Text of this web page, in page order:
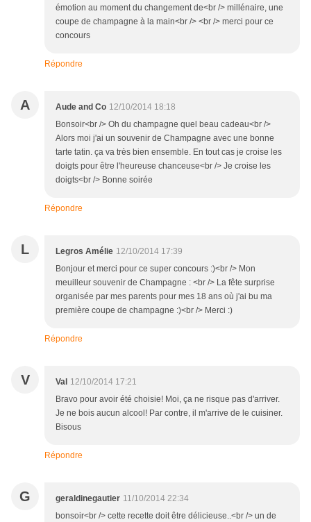
émotion au moment du changement de<br /> millénaire, une
coupe de champagne à la main<br /> <br /> merci pour ce
concours
Répondre
A Aude and Co 12/10/2014 18:18
Bonsoir<br /> Oh du champagne quel beau cadeau<br />
Alors moi j'ai un souvenir de Champagne avec une bonne
tarte tatin. ça va très bien ensemble. En tout cas je croise les
doigts pour être l'heureuse chanceuse<br /> Je croise les
doigts<br /> Bonne soirée
Répondre
L Legros Amélie 12/10/2014 17:39
Bonjour et merci pour ce super concours :)<br /> Mon
meuilleur souvenir de Champagne : <br /> La fête surprise
organisée par mes parents pour mes 18 ans où j'ai bu ma
première coupe de champagne :)<br /> Merci :)
Répondre
V Val 12/10/2014 17:21
Bravo pour avoir été choisie! Moi, ça ne risque pas d'arriver.
Je ne bois aucun alcool! Par contre, il m'arrive de le cuisiner.
Bisous
Répondre
G geraldinegautier 11/10/2014 22:34
bonsoir<br /> cette recette doit être délicieuse..<br /> un de